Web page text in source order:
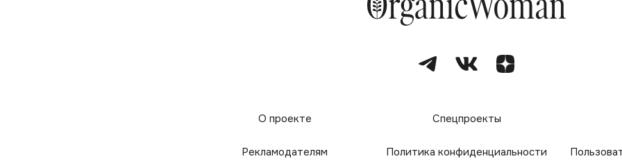
О проекте Спецпроекты
Рекламодателям Политика конфиденциальности